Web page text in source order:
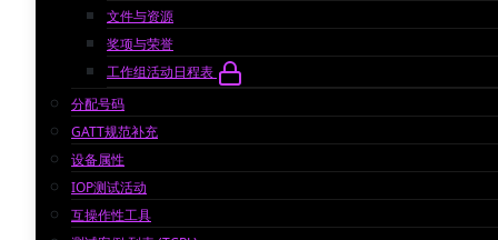
文件与资源
奖项与荣誉
工作组活动日程表
分配号码
GATT规范补充
设备属性
IOP测试活动
互操作性工具